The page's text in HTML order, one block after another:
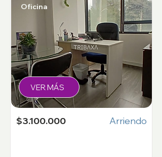
Oficina
VER MÁS
$3.100.000 Arriendo